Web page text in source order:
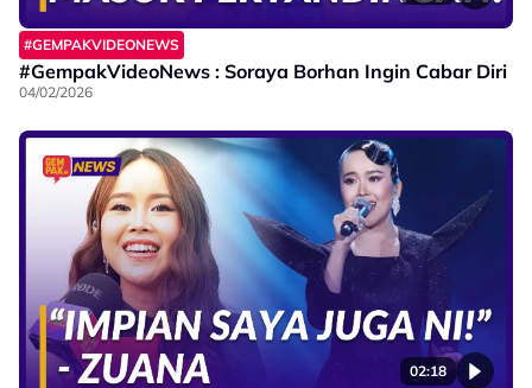
#GEMPAKVIDEONEWS
#GempakVideoNews : Soraya Borhan Ingin Cabar Diri
04/02/2026
02:18